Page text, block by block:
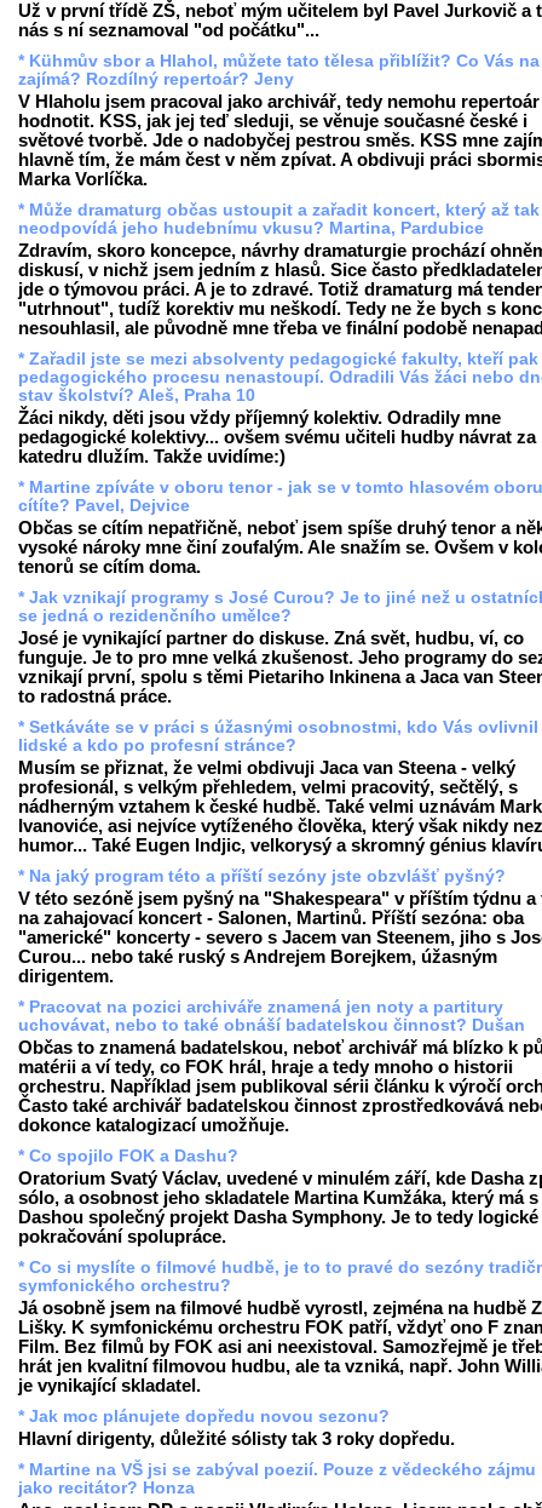
Už v první třídě ZŠ, neboť mým učitelem byl Pavel Jurkovič a
nás s ní seznamoval "od počátku"...
* Kühmův sbor a Hlahol, můžete tato tělesa přiblížit? Co Vás
zajímá? Rozdílný repertoár? Jeny
V Hlaholu jsem pracoval jako archivář, tedy nemohu
hodnotit. KSS, jak jej teď sleduji, se věnuje současné české i
světové tvorbě. Jde o nadobyčej pestrou směs. KSS mne
hlavně tím, že mám čest v něm zpívat. A obdivuji práci
Marka Vorlíčka.
* Může dramaturg občas ustoupit a zařadit koncert, který až
neodpovídá jeho hudebnímu vkusu? Martina, Pardubice
Zdravím, skoro koncepce, návrhy dramaturgie prochází
diskusí, v nichž jsem jedním z hlasů. Sice často
jde o týmovou práci. A je to zdravé. Totiž dramaturg má
"utrhnout", tudíž korektiv mu neškodí. Tedy ne že bych s
nesouhlasil, ale původně mne třeba ve finální podobě
* Zařadil jste se mezi absolventy pedagogické fakulty, kteří
pedagogického procesu nenastoupí. Odradili Vás žáci nebo
stav školství? Aleš, Praha 10
Žáci nikdy, děti jsou vždy příjemný kolektiv. Odradily mne
pedagogické kolektivy... ovšem svému učiteli hudby návrat za
katedru dlužím. Takže uvidíme:)
* Martine zpíváte v oboru tenor - jak se v tomto hlasovém oboru
cítíte? Pavel, Dejvice
Občas se cítím nepatřičně, neboť jsem spíše druhý tenor a
vysoké nároky mne činí zoufalým. Ale snažím se. Ovšem v
tenorů se cítím doma.
* Jak vznikají programy s José Curou? Je to jiné než u
se jedná o rezidenčního umělce?
José je vynikající partner do diskuse. Zná svět, hudbu, ví, co
funguje. Je to pro mne velká zkušenost. Jeho programy do
vznikají první, spolu s těmi Pietariho Inkinena a Jaca van
to radostná práce.
* Setkáváte se v práci s úžasnými osobnostmi, kdo Vás
lidské a kdo po profesní stránce?
Musím se přiznat, že velmi obdivuji Jaca van Steena - velký
profesionál, s velkým přehledem, velmi pracovitý, sečtělý, s
nádherným vztahem k české hudbě. Také velmi uznávám
Ivanoviće, asi nejvíce vytíženého člověka, který však nikdy
humor... Také Eugen Indjic, velkorysý a skromný génius
* Na jaký program této a příští sezóny jste obzvlášť pyšný?
V této sezóně jsem pyšný na "Shakespeara" v příštím týdnu a
na zahajovací koncert - Salonen, Martinů. Příští sezóna: oba
"americké" koncerty - severo s Jacem van Steenem, jiho s
Curou... nebo také ruský s Andrejem Borejkem, úžasným
dirigentem.
* Pracovat na pozici archiváře znamená jen noty a partitury
uchovávat, nebo to také obnáší badatelskou činnost? Dušan
Občas to znamená badatelskou, neboť archivář má blízko k
matérii a ví tedy, co FOK hrál, hraje a tedy mnoho o historii
orchestru. Například jsem publikoval sérii článku k výročí
Často také archivář badatelskou činnost zprostředkovává
dokonce katalogizací umožňuje.
* Co spojilo FOK a Dashu?
Oratorium Svatý Václav, uvedené v minulém září, kde Dasha
sólo, a osobnost jeho skladatele Martina Kumžáka, který má s
Dashou společný projekt Dasha Symphony. Je to tedy logické
pokračování spolupráce.
* Co si myslíte o filmové hudbě, je to to pravé do sezóny
symfonického orchestru?
Já osobně jsem na filmové hudbě vyrostl, zejména na hudbě
Lišky. K symfonickému orchestru FOK patří, vždyť ono F
Film. Bez filmů by FOK asi ani neexistoval. Samozřejmě je
hrát jen kvalitní filmovou hudbu, ale ta vzniká, např. John
je vynikající skladatel.
* Jak moc plánujete dopředu novou sezonu?
Hlavní dirigenty, důležité sólisty tak 3 roky dopředu.
* Martine na VŠ jsi se zabýval poezií. Pouze z vědeckého zájmu
jako recitátor? Honza